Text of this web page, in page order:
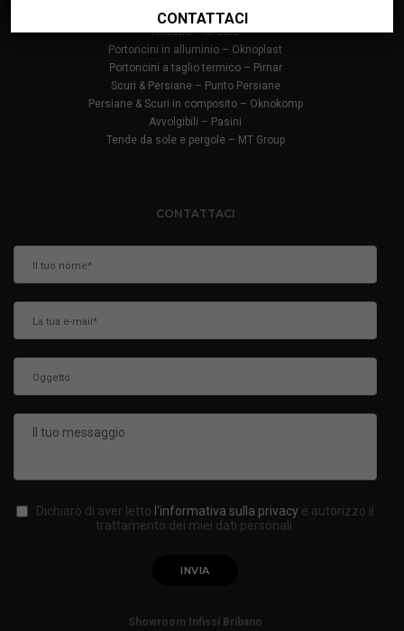
Finestre in alluminio – Oknoplast
Finestre – M Sora
Portoncini in alluminio – Oknoplast
Portoncini a taglio termico – Pirnar
Scuri & Persiane – Punto Persiane
Persiane & Scuri in composito – Oknokomp
Avvolgibili – Pasini
Tende da sole e pergole – MT Group
CONTATTACI
Dichiaro di aver letto l'informativa sulla privacy e autorizzo il
trattamento dei miei dati personali.
Showroom Infissi Bribano
CONTATTACI